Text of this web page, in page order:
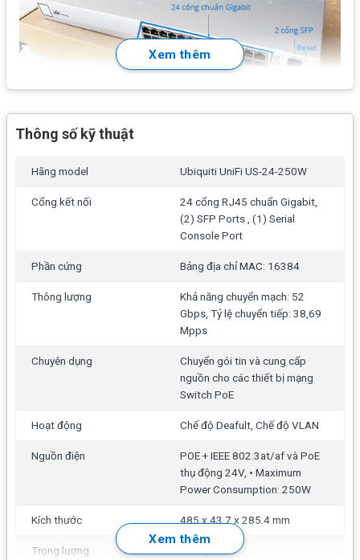
Tính năng chính Ubiquiti UniFi US-24-250W
Quản lý online tập trung:
trung. Mỗi trang web được phân chia một cách hợp lý
và có mạng lưới giám sát, cấu hình, bản đồ, thống kê
và tài khoản quản trị riêng.
1Gbps. Đối với các liên kết hệ thống nhiều thiết bị,
Switch 48 cổng bao gồm hai cổng SFP + cho tốc độ
liên kết lên tới
Giao diện PoE: PoE+ IEEE 802.3af/at (Pins 1, 2+; 3,
6-), 24VDC Passive PoE (Pins 4, 5+; 7, 😎
Công suất PoE+ tối đa mỗi cổng bằng PSE: 34.2W
không chặn của nó, mô hình cổng 24 supports hỗ trợ
Tỷ lệ chuyển tiếp
: 38.69 Mpps
Xem thêm
Thông số kỹ thuật
Hãng model Ubiquiti UniFi US-24-250W
Cổng kết nối
24 cổng RJ45 chuẩn Gigabit,
(2) SFP Ports , (1) Serial
Console Port
Phần cứng Bảng địa chỉ MAC: 16384
Thông lượng
Khả năng chuyển mạch: 52
Gbps, Tỷ lệ chuyển tiếp: 38,69
Mpps
Chuyên dụng
Chuyển gói tin và cung cấp
nguồn cho các thiết bị mạng
Switch PoE
Hoạt động Chế độ Deafult, Chế độ VLAN
Nguồn điện
POE + IEEE 802.3at/af và PoE
thụ động 24V, • Maximum
Power Consumption: 250W
Kích thước 485 x 43.7 x 285.4 mm
Trọng lượng
Xem thêm